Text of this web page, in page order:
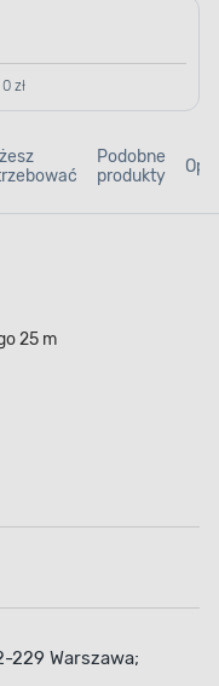
zł
Podobne
produkty
25 m
229 Warszawa;